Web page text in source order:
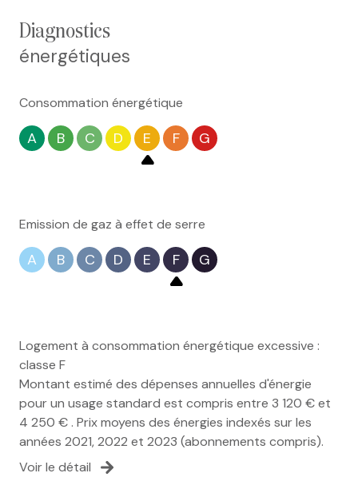
diagnostics
énergétiques
Consommation énergétique
A B C D E F G
Emission de gaz à effet de serre
A B C D E F G
Logement à consommation énergétique excessive :
classe F
Montant estimé des dépenses annuelles d'énergie
pour un usage standard est compris entre 3 120 € et
4 250 € . Prix moyens des énergies indexés sur les
années 2021, 2022 et 2023 (abonnements compris).
Voir le détail